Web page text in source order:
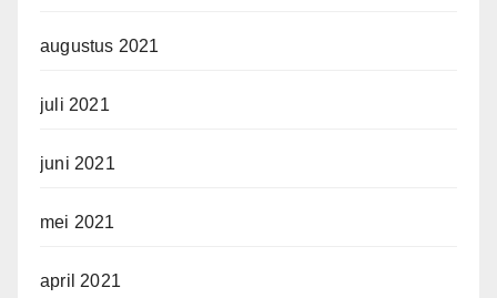
augustus 2021
juli 2021
juni 2021
mei 2021
april 2021